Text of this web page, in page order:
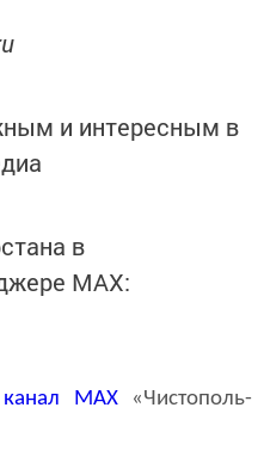
и интересным в
в
MАХ:
канал MAX«Чистополь-